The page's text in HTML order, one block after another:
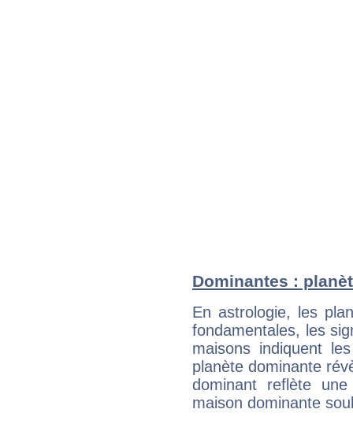
Dominantes :
En astrologie, les
fondamentales, les
maisons indiquent
planète dominante
dominant reflète
maison dominante